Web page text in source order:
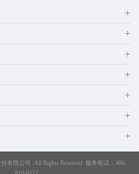
有限公司 All Rights Reserved 服务电话：400-